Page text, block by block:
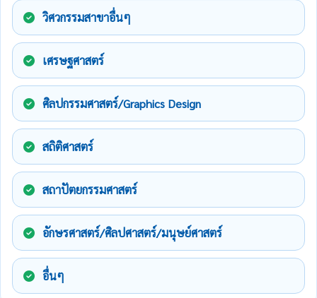
วิศวกรรมสาขาอื่นๆ
เศรษฐศาสตร์
ศิลปกรรมศาสตร์/Graphics Design
สถิติศาสตร์
สถาปัตยกรรมศาสตร์
อักษรศาสตร์/ศิลปศาสตร์/มนุษย์ศาสตร์
อื่นๆ